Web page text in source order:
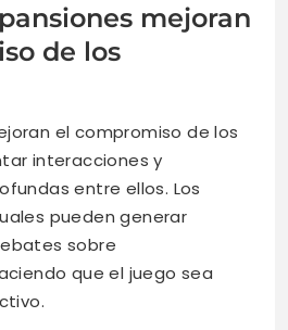
mejoran
de los
el compromiso de los
interacciones y
entre ellos. Los
pueden generar
sobre
que el juego sea